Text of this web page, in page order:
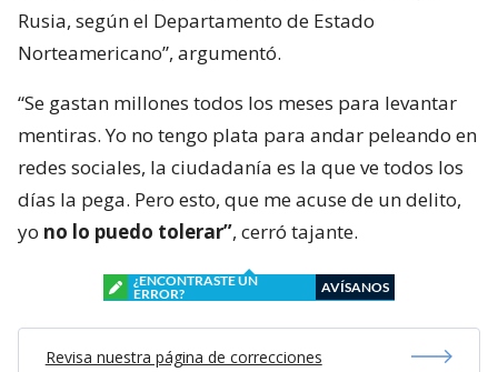
Rusia, según el Departamento de Estado
Norteamericano”, argumentó.
“Se gastan millones todos los meses para levantar
mentiras. Yo no tengo plata para andar peleando en
redes sociales, la ciudadanía es la que ve todos los
días la pega. Pero esto, que me acuse de un delito,
yo no lo puedo tolerar”, cerró tajante.
¿ENCONTRASTE UN
ERROR?
AVÍSANOS
Revisa nuestra página de correcciones